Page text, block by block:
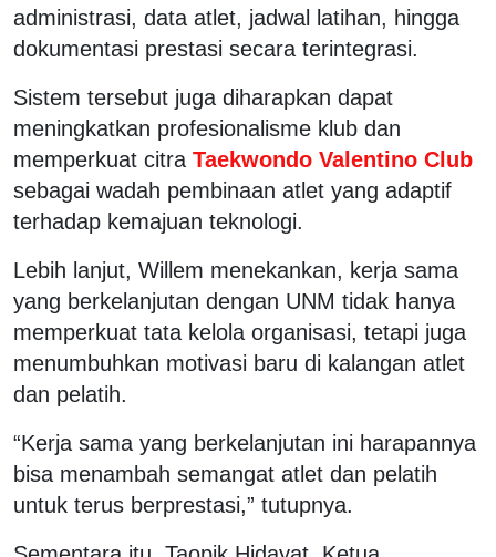
administrasi, data atlet, jadwal latihan, hingga
dokumentasi prestasi secara terintegrasi.
Sistem tersebut juga diharapkan dapat
meningkatkan profesionalisme klub dan
memperkuat citra Taekwondo Valentino Club
sebagai wadah pembinaan atlet yang adaptif
terhadap kemajuan teknologi.
Lebih lanjut, Willem menekankan, kerja sama
yang berkelanjutan dengan UNM tidak hanya
memperkuat tata kelola organisasi, tetapi juga
menumbuhkan motivasi baru di kalangan atlet
dan pelatih.
“Kerja sama yang berkelanjutan ini harapannya
bisa menambah semangat atlet dan pelatih
untuk terus berprestasi,” tutupnya.